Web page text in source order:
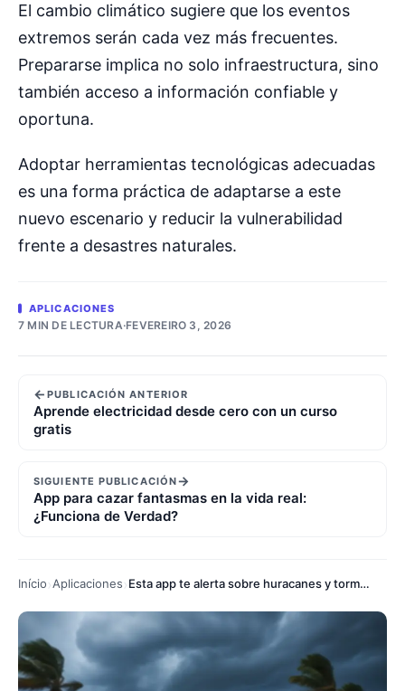
El cambio climático sugiere que los eventos
extremos serán cada vez más frecuentes.
Prepararse implica no solo infraestructura, sino
también acceso a información confiable y
oportuna.
Adoptar herramientas tecnológicas adecuadas
es una forma práctica de adaptarse a este
nuevo escenario y reducir la vulnerabilidad
frente a desastres naturales.
APLICACIONES
7 MIN DE LECTURA·FEVEREIRO 3, 2026
←PUBLICACIÓN ANTERIOR
Aprende electricidad desde cero con un curso
gratis
SIGUIENTE PUBLICACIÓN→
App para cazar fantasmas en la vida real:
¿Funciona de Verdad?
Início Aplicaciones Esta app te alerta sobre huracanes y tormentas antes que a todos